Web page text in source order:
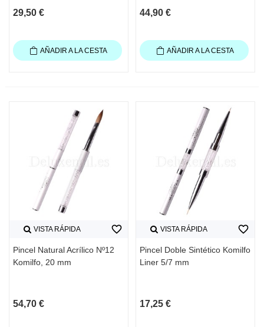
29,50 €
AÑADIR A LA CESTA
44,90 €
AÑADIR A LA CESTA
VISTA RÁPIDA
Pincel Natural Acrílico Nº12
Komilfo, 20 mm
54,70 €
favorite_border VISTA RÁPIDA
Pincel Doble Sintético Komilfo
Liner 5/7 mm
17,25 €
favorite_border